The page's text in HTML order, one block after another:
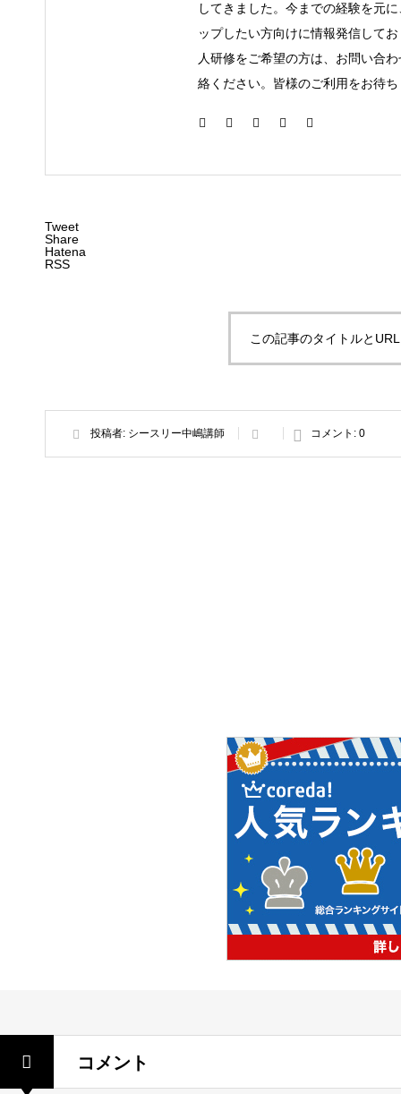
してきました。今までの経験を元
ップしたい方向けに情報発信して
人研修をご希望の方は、お問い合
絡ください。皆様のご利用をお待
Tweet
Share
Hatena
RSS
この記事のタイトルと
投稿者: シースリー中嶋講師 コメント: 0
コメント